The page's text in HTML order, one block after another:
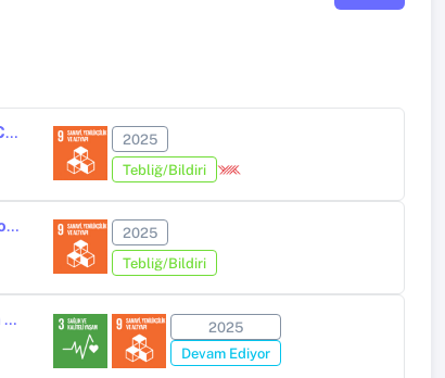
YAPAY ZEKÂ VE GÖRÜNTÜ ANALIZLERINDE TEKNIK PERSONELIN GELECEĞI
2025
Tebliğ/Bildiri
Artificial Intelligence Usage To Reduce The Effect Of Copper On The Electrochemical Measurement Of Arsenic And Mercury
2025
Tebliğ/Bildiri
Ultra-Sensitive Single-Entity Electrochemical Platform for Rapid Detection of Epilepsy-Related miRNAs
2025
Devam Ediyor